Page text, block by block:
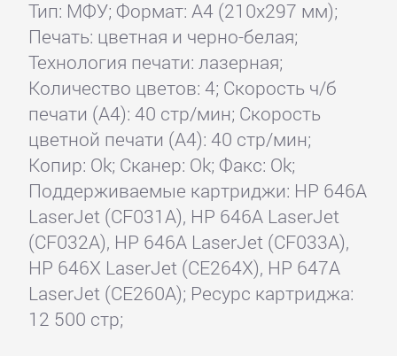
Тип: МФУ; Формат: A4 (210x297 мм);
Печать: цветная и черно-белая;
Технология печати: лазерная;
Количество цветов: 4; Скорость ч/б
печати (А4): 40 стр/мин; Скорость
цветной печати (А4): 40 стр/мин;
Копир: Ok; Сканер: Ok; Факс: Ok;
Поддерживаемые картриджи: HP 646A
LaserJet (CF031A), HP 646A LaserJet
(CF032A), HP 646A LaserJet (CF033A),
HP 646X LaserJet (CE264X), HP 647A
LaserJet (CE260A); Ресурс картриджа:
12 500 стр;